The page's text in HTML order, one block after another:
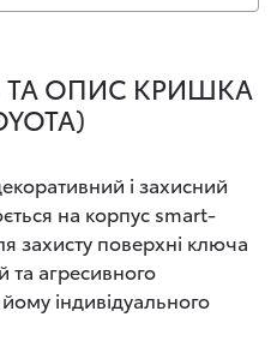
ТА ОПИС КРИШКА
і захисний
на корпус smart-
захисту поверхні ключа
та агресивного
індивідуального